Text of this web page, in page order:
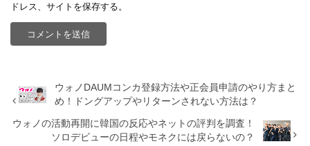
ドレス、サイトを保存する。
ウォノDAUMコンカ登録方法や正会員申請のやり方まと
め！ドングアップやリターンされない方法は？
ウォノの活動再開に韓国の反応やネットの評判を調査！
ソロデビューの日程やモネクには戻らないの？